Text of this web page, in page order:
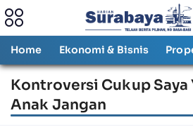
Home Ekonomi & Bisnis
Kontroversi Cukup Saya
Anak Jangan